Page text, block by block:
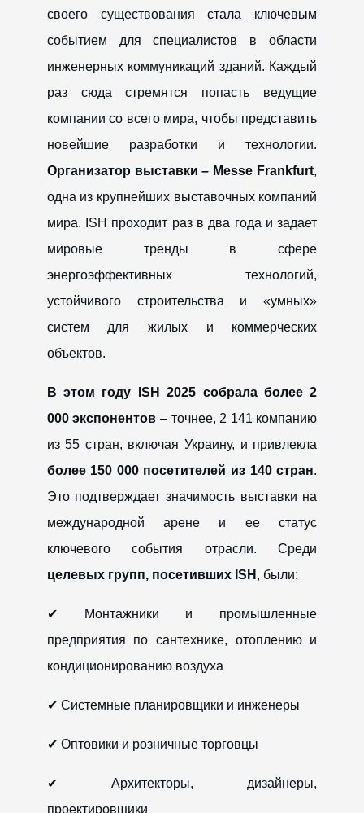
своего существования стала ключевым
событием для специалистов в области
инженерных коммуникаций зданий. Каждый
раз сюда стремятся попасть ведущие
компании со всего мира, чтобы представить
новейшие разработки и технологии.
Организатор выставки – Messe Frankfurt,
одна из крупнейших выставочных компаний
мира. ISH проходит раз в два года и задает
мировые тренды в сфере
энергоэффективных технологий,
устойчивого строительства и «умных»
систем для жилых и коммерческих
объектов.
В этом году ISH 2025 собрала более 2
000 экспонентов – точнее, 2 141 компанию
из 55 стран, включая Украину, и привлекла
более 150 000 посетителей из 140 стран.
Это подтверждает значимость выставки на
международной арене и ее статус
ключевого события отрасли. Среди
целевых групп, посетивших ISH , были:
✔ Монтажники и промышленные
предприятия по сантехнике, отоплению и
кондиционированию воздуха
✔ Системные планировщики и инженеры
✔ Оптовики и розничные торговцы
✔ Архитекторы, дизайнеры,
проектировщики